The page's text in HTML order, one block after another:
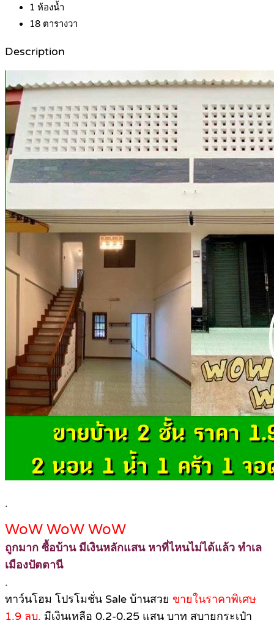
1 ห้องน้ำ
18 ตารางวา
Description
.
WoW WoW WoW
ถูกมาก ซื้อบ้าน มีเงินหลักแสน หาที่ไหนไม่ได้แล้ว ทำเล
เมืองปัตตานี
.
ทาว์นโฮม โปรโมชั่น Sale บ้านสวย ขายในราคาพิเศษ
1.9 ลบ. มีเงินเหลือ 0.2-0.25 แสน บาท สบายกระเป๋า